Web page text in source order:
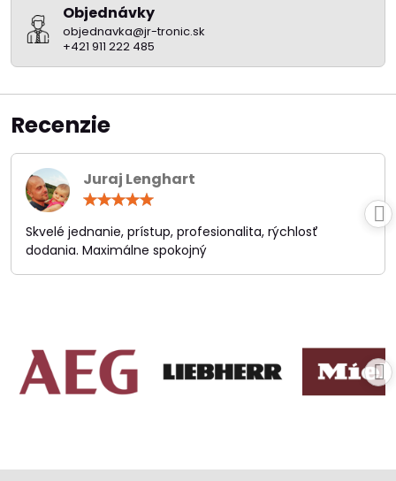
Objednávky
objednavka@jr-tronic.sk
+421 911 222 485
Recenzie
Juraj Lenghart
/
5
Skvelé jednanie, prístup, profesionalita, rýchlosť
dodania. Maximálne spokojný